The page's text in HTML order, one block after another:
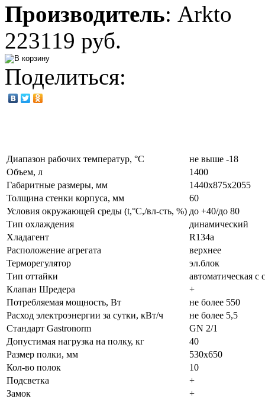
Производитель: Arkto
223119 руб.
Поделиться:
Диапазон рабочих температур, °C
не выше -18
Объем, л
1400
Габаритные размеры, мм
1440х875х2055
Толщина стенки корпуса, мм
60
Условия окружающей среды (t,°C,/вл-сть, %) до +40/до 80
Тип охлаждения
динамический
Хладагент
R134a
Расположение агрегата
верхнее
Терморегулятор
эл.блок
Тип оттайки
автоматическая с
Клапан Шредера
+
Потребляемая мощность, Вт
не более 550
Расход электроэнергии за сутки, кВт/ч
не более 5,5
Стандарт Gastronorm
GN 2/1
Допустимая нагрузка на полку, кг
40
Размер полки, мм
530x650
Кол-во полок
10
Подсветка
+
Замок
+